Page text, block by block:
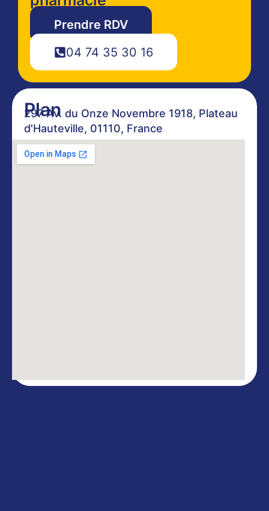
Plan
297 Av. du Onze Novembre 1918, Plateau
d'Hauteville, 01110, France
Prendre RDV
04 74 35 30 16